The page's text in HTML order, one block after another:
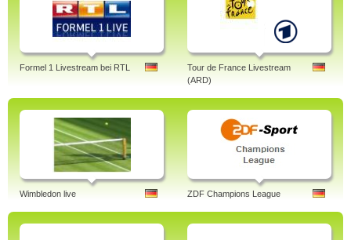
Formel 1 Livestream bei RTL
Tour de France Livestream
(ARD)
Wimbledon live ZDF Champions League